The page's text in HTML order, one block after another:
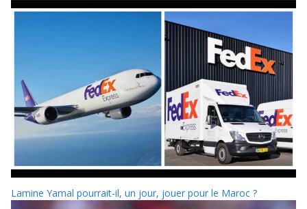
Lamine Yamal pourrait-il, un jour, jouer pour le Maroc ?